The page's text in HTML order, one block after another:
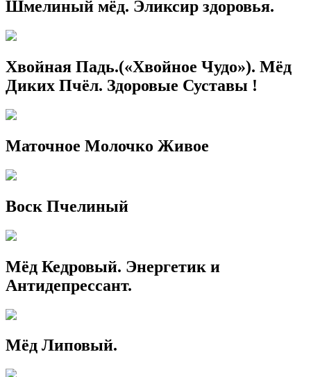
Шмелиный мёд. Эликсир здоровья.
Хвойная Падь.(«Хвойное Чудо»). Мёд
Диких Пчёл. Здоровые Суставы !
Маточное Молочко Живое
Воск Пчелиный
Мёд Кедровый. Энергетик и
Антидепрессант.
Мёд Липовый.